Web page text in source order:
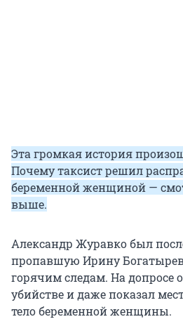
Эта громкая история
Почему таксист решил
беременной женщиной —
выше.
Александр Журавко был
пропавшую Ирину
горячим следам. На допросе
убийстве и даже показал
тело беременной женщины.